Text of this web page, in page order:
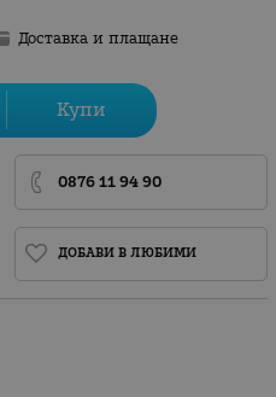
Доставка и плащане
Купи
0876 11 94 90
ДОБАВИ В ЛЮБИМИ